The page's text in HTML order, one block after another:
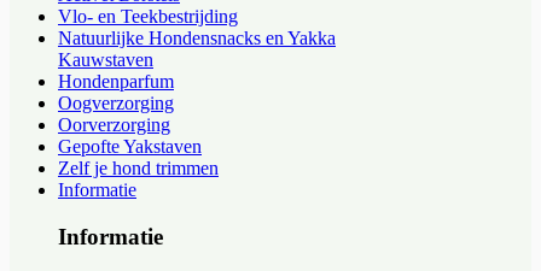
Vlo- en Teekbestrijding
Natuurlijke Hondensnacks en Yakka
Kauwstaven
Hondenparfum
Oogverzorging
Oorverzorging
Gepofte Yakstaven
Zelf je hond trimmen
Informatie
Informatie